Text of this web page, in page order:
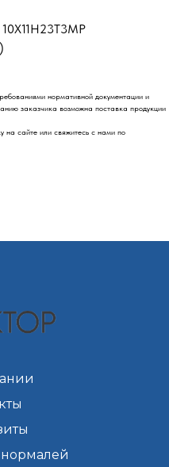
10Х11Н23Т3МР
нормативной документации и
заказчика возможна поставка продукции
на сайте или свяжитесь с нами по